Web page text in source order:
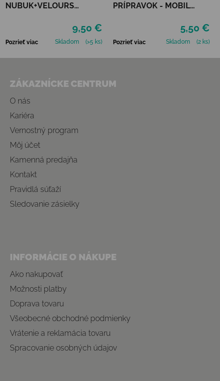
NUBUK+VELOURS
9,50 €
Pozrieť viac Skladom (>5 ks)
PRÍPRAVOK - MOBIL
5,50 €
Pozrieť viac Skladom (2 ks)
ZÁKAZNÍCKE CENTRUM
O nás
Kariéra
Vernostný program
Môj účet
Kamenná predajňa
Kontakt
Pravidlá súťaží
Sledovanie zásielky
INFORMÁCIE O NÁKUPE
Ako nakupovať
Možnosti platby
Doprava tovaru
Všeobecné obchodné podmienky
Vrátenie a reklamácia tovaru
Spracovanie osobných údajov